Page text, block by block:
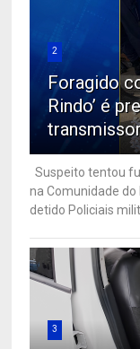
2
Foragido
Rindo’ é
Suspeito tentou
na Comunidade
detido Policiais
3